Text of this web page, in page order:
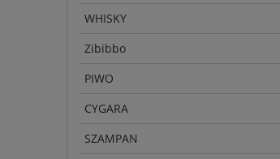
WHISKY
Zibibbo
PIWO
CYGARA
SZAMPAN